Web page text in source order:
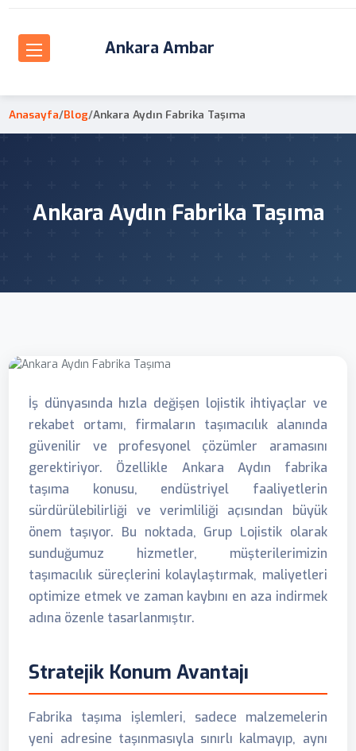
Ankara Ambar
Anasayfa/Blog/Ankara Aydın Fabrika Taşıma
Ankara Aydın Fabrika Taşıma
İş dünyasında hızla değişen lojistik ihtiyaçlar ve
rekabet ortamı, firmaların taşımacılık alanında
güvenilir ve profesyonel çözümler aramasını
gerektiriyor. Özellikle Ankara Aydın fabrika
taşıma konusu, endüstriyel faaliyetlerin
sürdürülebilirliği ve verimliliği açısından büyük
önem taşıyor. Bu noktada, Grup Lojistik olarak
sunduğumuz hizmetler, müşterilerimizin
taşımacılık süreçlerini kolaylaştırmak, maliyetleri
optimize etmek ve zaman kaybını en aza indirmek
adına özenle tasarlanmıştır.
Stratejik Konum Avantajı
Fabrika taşıma işlemleri, sadece malzemelerin
yeni adresine taşınmasıyla sınırlı kalmayıp, aynı